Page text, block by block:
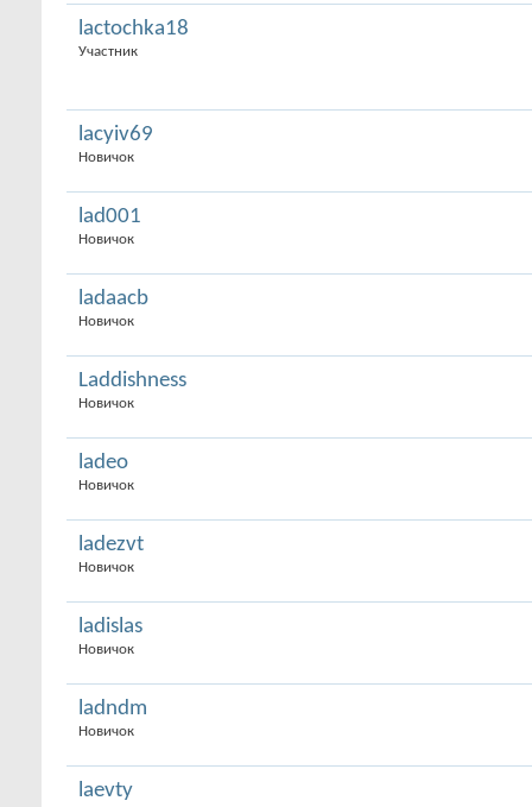
lactochka18
Участник
lacyiv69
Новичок
lad001
Новичок
ladaacb
Новичок
Laddishness
Новичок
ladeo
Новичок
ladezvt
Новичок
ladislas
Новичок
ladndm
Новичок
laevty